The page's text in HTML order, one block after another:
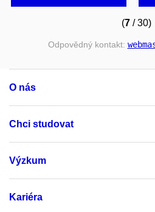
(7/ 30)
Odpovědný kontakt:
O nás
Chci studovat
Výzkum
Kariéra